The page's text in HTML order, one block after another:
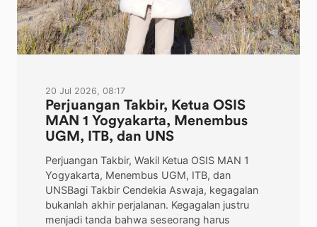
20 Jul 2026, 08:17
Perjuangan Takbir, Ketua OSIS
MAN 1 Yogyakarta, Menembus
UGM, ITB, dan UNS
Perjuangan Takbir, Wakil Ketua OSIS MAN 1
Yogyakarta, Menembus UGM, ITB, dan
UNSBagi Takbir Cendekia Aswaja, kegagalan
bukanlah akhir perjalanan. Kegagalan justru
menjadi tanda bahwa seseorang harus